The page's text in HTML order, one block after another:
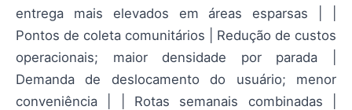
entrega mais elevados em áreas esparsas | |
Pontos de coleta comunitários | Redução de custos
operacionais; maior densidade por parada |
Demanda de deslocamento do usuário; menor
conveniência | | Rotas semanais combinadas |